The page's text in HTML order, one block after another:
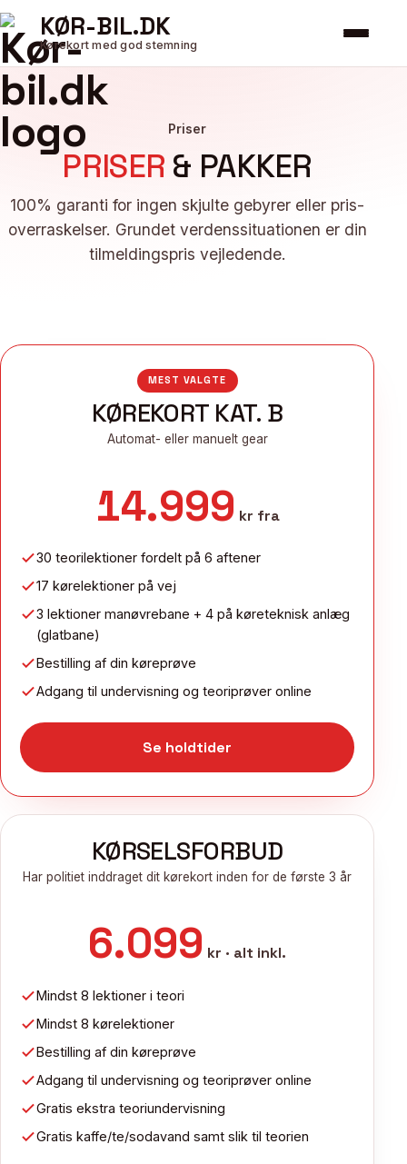
KØR-BIL.DK
Kørekort med god stemning
Priser
PRISER & PAKKER
100% garanti for ingen skjulte gebyrer eller pris-
overraskelser. Grundet verdenssituationen er din
tilmeldingspris vejledende.
MEST VALGTE
KØREKORT KAT. B
Automat- eller manuelt gear
14.999 kr fra
30 teorilektioner fordelt på 6 aftener
17 kørelektioner på vej
3 lektioner manøvrebane + 4 på køreteknisk anlæg
(glatbane)
Bestilling af din køreprøve
Adgang til undervisning og teoriprøver online
Se holdtider
KØRSELSFORBUD
Har politiet inddraget dit kørekort inden for de første 3 år
6.099 kr · alt inkl.
Mindst 8 lektioner i teori
Mindst 8 kørelektioner
Bestilling af din køreprøve
Adgang til undervisning og teoriprøver online
Gratis ekstra teoriundervisning
Gratis kaffe/te/sodavand samt slik til teorien